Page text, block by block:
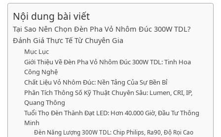
Nội dung bài viết
Tại Sao Nên Chọn Đèn Pha Vỏ Nhôm Đúc 300W TDL?
Đánh Giá Thực Tế Từ Chuyên Gia
Mục Lục
Giới Thiệu Về Đèn Pha Vỏ Nhôm Đúc 300W TDL: Tinh Hoa
Công Nghệ
Chất Liệu Vỏ Nhôm Đúc: Nền Tảng Của Sự Bền Bỉ
Phân Tích Thông Số Kỹ Thuật Chuyên Sâu: Lumen, CRI, IP,
Quang Thông
Tuổi Thọ Đèn Thành Đạt LED: Hơn 40.000 Giờ, Đầu Tư Thông
Minh
Đèn Năng Lượng 300W TDL: Chip Philips, Ra90, Độ Rọi Cao